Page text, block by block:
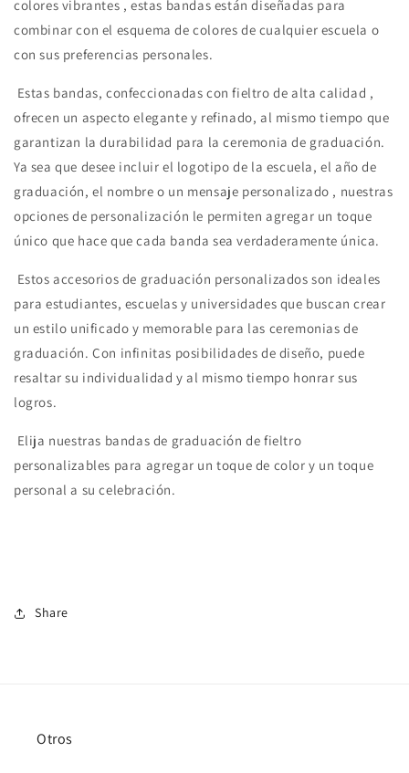
colores vibrantes , estas bandas están diseñadas para
combinar con el esquema de colores de cualquier escuela o
con sus preferencias personales.
Estas bandas, confeccionadas con fieltro de alta calidad ,
ofrecen un aspecto elegante y refinado, al mismo tiempo que
garantizan la durabilidad para la ceremonia de graduación.
Ya sea que desee incluir el logotipo de la escuela, el año de
graduación, el nombre o un mensaje personalizado , nuestras
opciones de personalización le permiten agregar un toque
único que hace que cada banda sea verdaderamente única.
Estos accesorios de graduación personalizados son ideales
para estudiantes, escuelas y universidades que buscan crear
un estilo unificado y memorable para las ceremonias de
graduación. Con infinitas posibilidades de diseño, puede
resaltar su individualidad y al mismo tiempo honrar sus
logros.
Elija nuestras bandas de graduación de fieltro
personalizables para agregar un toque de color y un toque
personal a su celebración.
Share
Otros